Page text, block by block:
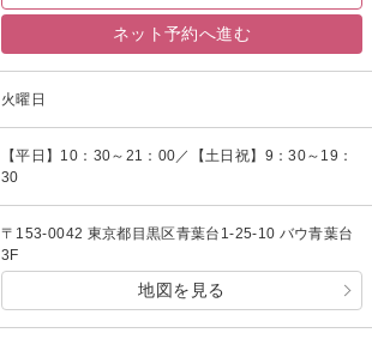
ネット予約へ進む
火曜日
【平日】10：30～21：00／【土日祝】9：30～19：
30
〒153-0042 東京都目黒区青葉台1-25-10 バウ青葉台
3F
地図を見る